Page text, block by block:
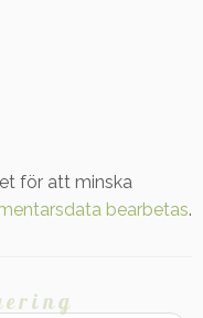
för att minska
bearbetas.